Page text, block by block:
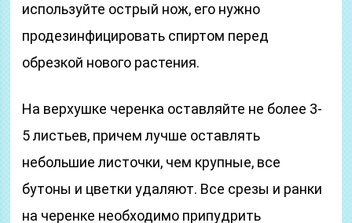
используйте острый нож, его нужно
продезинфицировать спиртом перед
обрезкой нового растения.
На верхушке черенка оставляйте не более 3-
5 листьев, причем лучше оставлять
небольшие листочки, чем крупные, все
бутоны и цветки удаляют. Все срезы и ранки
на черенке необходимо припудрить